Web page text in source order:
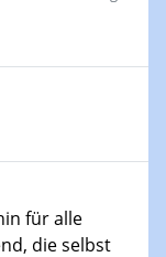
Professur
für alle
die selbst